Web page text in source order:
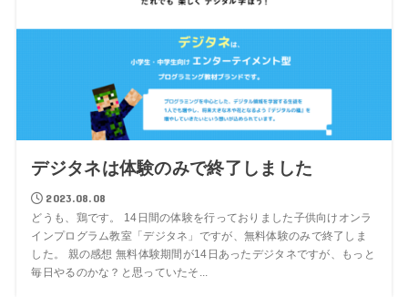
デジタネは体験のみで終了しました
2023.08.08
どうも、鶏です。 14日間の体験を行っておりました子供向けオンラ
インプログラム教室「デジタネ」ですが、無料体験のみで終了しま
した。 親の感想 無料体験期間が14日あったデジタネですが、もっと
毎日やるのかな？と思っていたそ...